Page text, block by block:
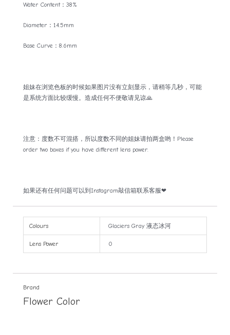
Water Content：38%
Diameter：14.5mm
Base Curve：8.6mm
姐妹在浏览色板的时候如果图片没有立刻显示，请稍等几秒，可能
是系统方面比较缓慢。造成任何不便敬请见谅🙏
注意：度数不可混搭，所以度数不同的姐妹请拍两盒哟！Please
order two boxes if you have different lens power.
如果还有任何问题可以到Instagram敲信箱联系客服❤
Colours Glaciers Gray 液态冰河
Lens Power 0
Brand
Flower Color